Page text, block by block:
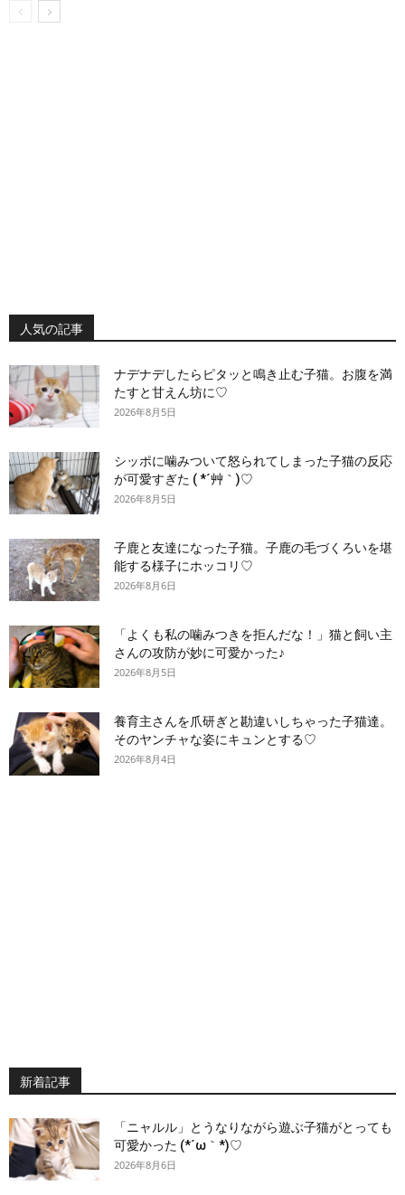
人気の記事
ナデナデしたらピタッと鳴き止む子猫。お腹を満
たすと甘えん坊に♡
2026年8月5日
シッポに噛みついて怒られてしまった子猫の反応
が可愛すぎた ( *´艸｀)♡
2026年8月5日
子鹿と友達になった子猫。子鹿の毛づくろいを堪
能する様子にホッコリ♡
2026年8月6日
「よくも私の噛みつきを拒んだな！」猫と飼い主
さんの攻防が妙に可愛かった♪
2026年8月5日
養育主さんを爪研ぎと勘違いしちゃった子猫達。
そのヤンチャな姿にキュンとする♡
2026年8月4日
新着記事
「ニャルル」とうなりながら遊ぶ子猫がとっても
可愛かった (*´ω｀*)♡
2026年8月6日